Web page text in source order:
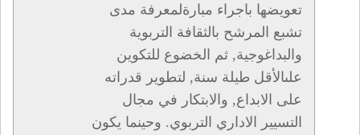
تعويضها باجراء مبارةلمعرفة مدى
تشبع المرشح بالثقافة التربوية
والبداغوجية, ثم الخضوع للتكوين
علىالأقل طيلة سنة, لتطوير قدراته
على الابداع, والابتكار في مجال
التسيير الاداري التربوي. وحينما يكون